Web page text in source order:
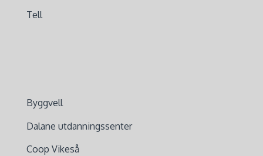
Tell
Byggvell
Dalane utdanningssenter
Coop Vikeså